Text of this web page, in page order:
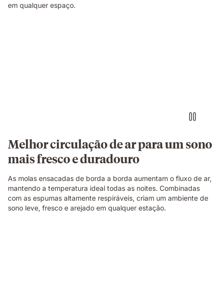
em qualquer espaço.
Melhor circulação de ar para um sono
mais fresco e duradouro
As molas ensacadas de borda a borda aumentam o fluxo de ar,
mantendo a temperatura ideal todas as noites. Combinadas
com as espumas altamente respiráveis, criam um ambiente de
sono leve, fresco e arejado em qualquer estação.